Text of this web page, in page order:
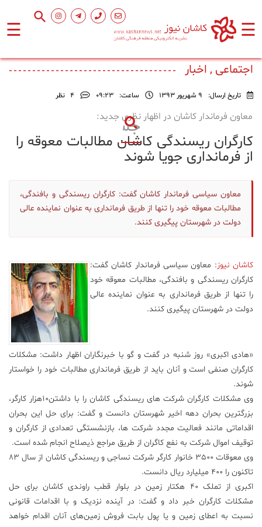
☰ ☰
اصلی
فرهنگ
و
هنر
ورزشی
محیط
علم
و
فناوری
پادکست
مجله
فرهنگی
و
هنری
اجتماعی , اخبار
تاریخ ارسال: 9 شهریور 1393 ساعت: ۰۹:۲۳ 4 نظر
معاون فرماندار کاشان در اظهار نظری جدید:
کارگران ریسندگی کاشان مطالبات معوقه را
از فرمانداری جویا شوند
معاون سیاسی فرماندار کاشان گفت: کارگران ریسندگی و بافندگی،
مطالبات معوقه خود را تنها از طریق فرمانداری به عنوان نماینده عالی
دولت در شهرستان پیگیری کنند.
کاشان نیوز : معاون سیاسی فرماندار کاشان گفت:
کارگران ریسندگی و بافندگی، مطالبات معوقه خود
را تنها از طریق فرمانداری به عنوان نماینده عالی
دولت در شهرستان پیگیری کنند.
«هادی اکبری» روز شنبه در گفت و گو با خبرنگاران اظهار داشت: مشکلات
کارگران صنفی است و آنان باید از طریق فرمانداری مطالبات خود را خواستار
شوند.
وی مشکلات کارگران شرکت های ریسندگی کاشان را با داشتن10هزار کارگر،
بزرگترین بحران دهه اخیر شهرستان دانست و گفت: برای حل این بحران
اقداماتی مانند فعالیت مجدد شرکت ها، بازنشستگی تعدادی از کارگران و
توقیف اموال شرکت به نفع کاگران از طریق مراجع ذیصلاح انجام شده است.
وی معوقات 3500 خانوار کارگر شرکت نساجی و ریسندگی کاشان از سال 83
تاکنون را 400 میلیارد ریال دانست.
اکبری از تملک 40 هکتار زمین در بلوار قطب راوندی کاشان برای حل
مشکلات کارگران خبر داد و گفت: در آینده نزدیک و با اقدامات قانونی
نسبت به اعطای زمین و یا پول بابت فروش زمین‌های آنان اقدام خواهد